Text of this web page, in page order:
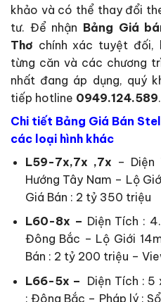
khảo và có thể thay đổi
tư. Để nhận Bảng Giá
Thơ chính xác tuyệt
từng căn và các chương
nhất đang áp dụng, quý
tiếp hotline 0949.124.589.
Chi tiết Bảng Giá Bán
các loại hình khác
L59-7x,7x ,7x – Diện
Hướng Tây Nam – Lộ
Giá Bán : 2 tỷ 350 triệu
L60-8x – Diện Tích :
Đông Bắc – Lộ Giới
Bán : 2 tỷ 200 triệu –
L66-5x – Diện Tích : 5
: Đông Bắc – Pháp lý :